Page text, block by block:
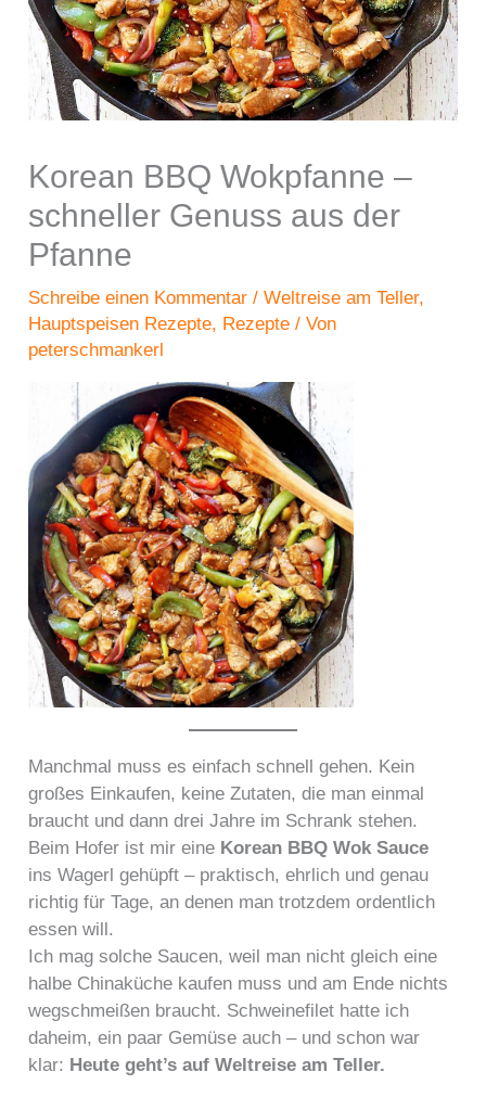
Korean BBQ Wokpfanne –
schneller Genuss aus der
Pfanne
Schreibe einen Kommentar /Weltreise am Teller,
Hauptspeisen Rezepte, Rezepte / Von
peterschmankerl
Manchmal muss es einfach schnell gehen. Kein
großes Einkaufen, keine Zutaten, die man einmal
braucht und dann drei Jahre im Schrank stehen.
Beim Hofer ist mir eine Korean BBQ Wok Sauce
ins Wagerl gehüpft – praktisch, ehrlich und genau
richtig für Tage, an denen man trotzdem ordentlich
essen will.
Ich mag solche Saucen, weil man nicht gleich eine
halbe Chinaküche kaufen muss und am Ende nichts
wegschmeißen braucht. Schweinefilet hatte ich
daheim, ein paar Gemüse auch – und schon war
klar: Heute geht’s auf Weltreise am Teller.